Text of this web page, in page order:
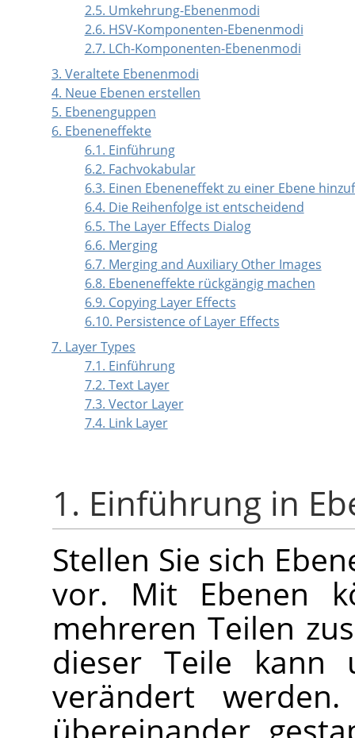
2.5. Umkehrung-Ebenenmodi
2.6. HSV-Komponenten-Ebenenmodi
2.7. LCh-Komponenten-Ebenenmodi
3. Veraltete Ebenenmodi
4. Neue Ebenen erstellen
5. Ebenenguppen
6. Ebeneneffekte
6.1. Einführung
6.2. Fachvokabular
6.3. Einen Ebeneneffekt zu einer Ebene
6.4. Die Reihenfolge ist entscheidend
6.5. The Layer Effects Dialog
6.6. Merging
6.7. Merging and Auxiliary Other Images
6.8. Ebeneneffekte rückgängig machen
6.9. Copying Layer Effects
6.10. Persistence of Layer Effects
7. Layer Types
7.1. Einführung
7.2. Text Layer
7.3. Vector Layer
7.4. Link Layer
1. Einführung in
Stellen Sie sich
vor. Mit Ebenen
mehreren Teilen
dieser Teile kann
verändert
übereinander